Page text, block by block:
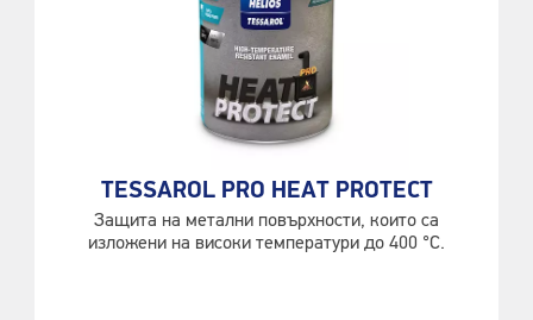
TESSAROL PRO HEAT PROTECT
Защита на метални повърхности, които са
изложени на високи температури до 400 °C.